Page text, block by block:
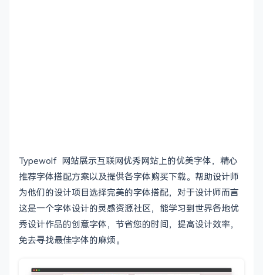
Typewolf 网站展示互联网优秀网站上的优美字体，精心
推荐字体搭配方案以及提供各字体购买下载。帮助设计师
为他们的设计项目选择完美的字体搭配，对于设计师而言
这是一个字体设计的灵感资源社区，能学习到世界各地优
秀设计作品的创意字体，节省您的时间，提高设计效率，
免去寻找最佳字体的麻烦。